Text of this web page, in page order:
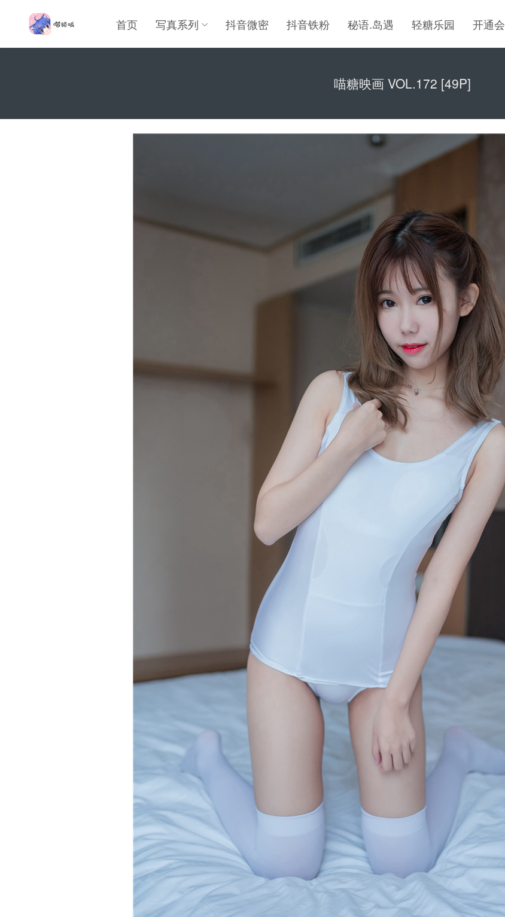
首页 写真系列 抖音微密 抖音铁粉 秘语.岛遇 轻糖乐园 开通
喵糖映画 VOL.172 [49P]